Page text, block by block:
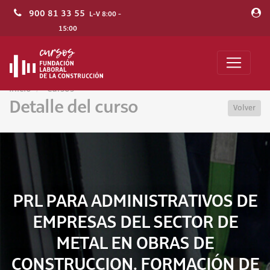
900 81 33 55 L-V 8:00 -
15:00
Inicio Cursos
Detalle del curso Volver
PRL PARA ADMINISTRATIVOS DE
EMPRESAS DEL SECTOR DE
METAL EN OBRAS DE
CONSTRUCCION. FORMACIÓN DE